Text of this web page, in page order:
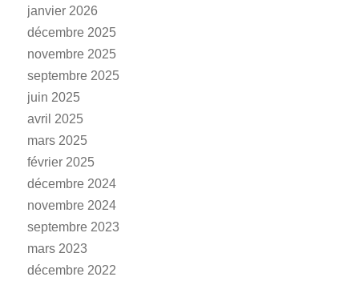
janvier 2026
décembre 2025
novembre 2025
septembre 2025
juin 2025
avril 2025
mars 2025
février 2025
décembre 2024
novembre 2024
septembre 2023
mars 2023
décembre 2022